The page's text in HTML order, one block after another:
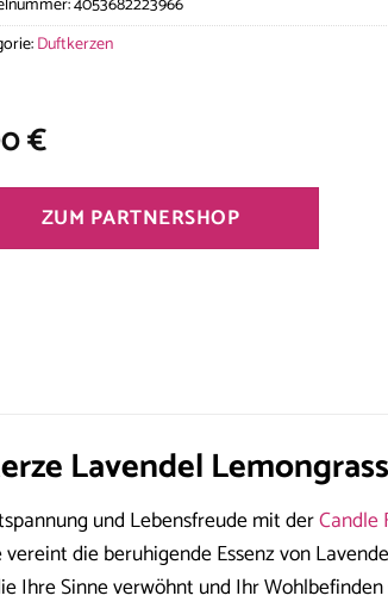
€
ZUM PARTNERSHOP
Duftkerzen
Lavendel
und Lebensfreude mit derCandle
die beruhigende Essenz von
Ihre Sinne verwöhnt und Ihr